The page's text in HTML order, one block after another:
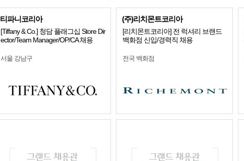
티파니코리아
[Tiffany & Co.] 청담 플래그십 Store Dir
ector/Team Manager/OP/CA 채용
서울 강남구
(주)리치몬트코리아
[리치몬트코리아] 전 럭셔리 브랜드
백화점 신입/경력직 채용
전국 백화점